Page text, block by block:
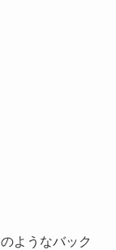
ようなバック